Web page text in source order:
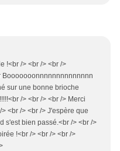
!<br /> <br /> <br />
sur une bonne brioche
/> <br /> <br /> Merci
<br /> <br /> J'espère que
s'est bien passé.<br /> <br />
!<br /> <br /> <br />